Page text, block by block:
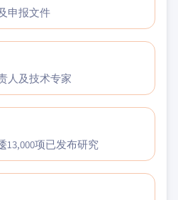
申报文件
人及技术专家
13,000项已发布研究